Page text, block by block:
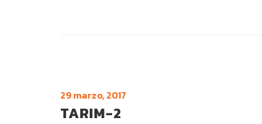
29 marzo, 2017
TARIM-2